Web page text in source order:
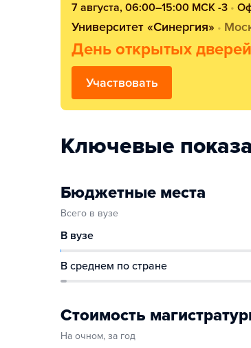
7 августа, 06:00–15:00 МСК -3 •
Университет «Синергия» •
День открытых
Участвовать
Ключевые
Бюджетные места
Всего в вузе
В вузе
В среднем по стране
Стоимость
На очном, за год